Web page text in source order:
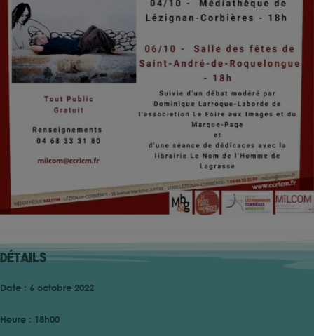
Détails
Date : 6 octobre 2022
Heure : 18h00